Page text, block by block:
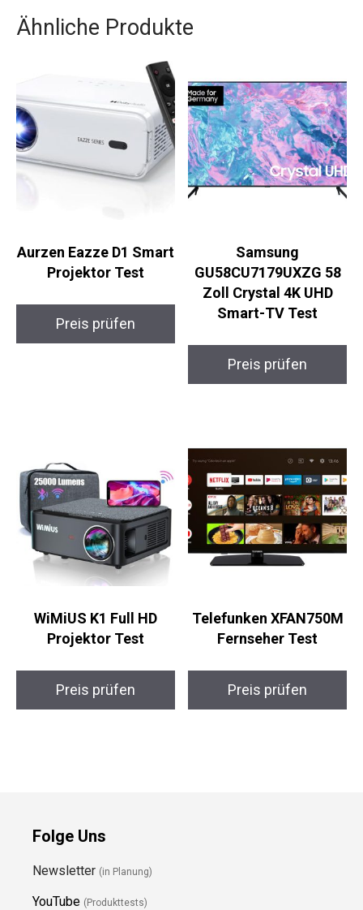
Ähnliche Produkte
Aurzen Eazze D1 Smart
Projektor Test
Preis prüfen
Samsung
GU58CU7179UXZG 58
Zoll Crystal 4K UHD
Smart-TV Test
Preis prüfen
WiMiUS K1 Full HD
Projektor Test
Preis prüfen
Telefunken XFAN750M
Fernseher Test
Preis prüfen
Folge Uns
Newsletter (in Planung)
YouTube (Produkttests)